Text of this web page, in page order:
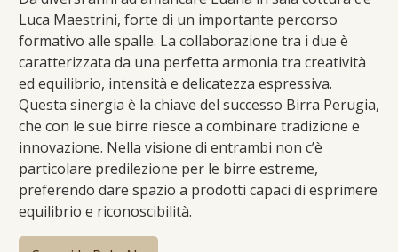
Luca Maestrini, forte di un importante percorso
formativo alle spalle. La collaborazione tra i due è
caratterizzata da una perfetta armonia tra creatività
ed equilibrio, intensità e delicatezza espressiva.
Questa sinergia è la chiave del successo Birra Perugia,
che con le sue birre riesce a combinare tradizione e
innovazione. Nella visione di entrambi non c’è
particolare predilezione per le birre estreme,
preferendo dare spazio a prodotti capaci di esprimere
equilibrio e riconoscibilità.